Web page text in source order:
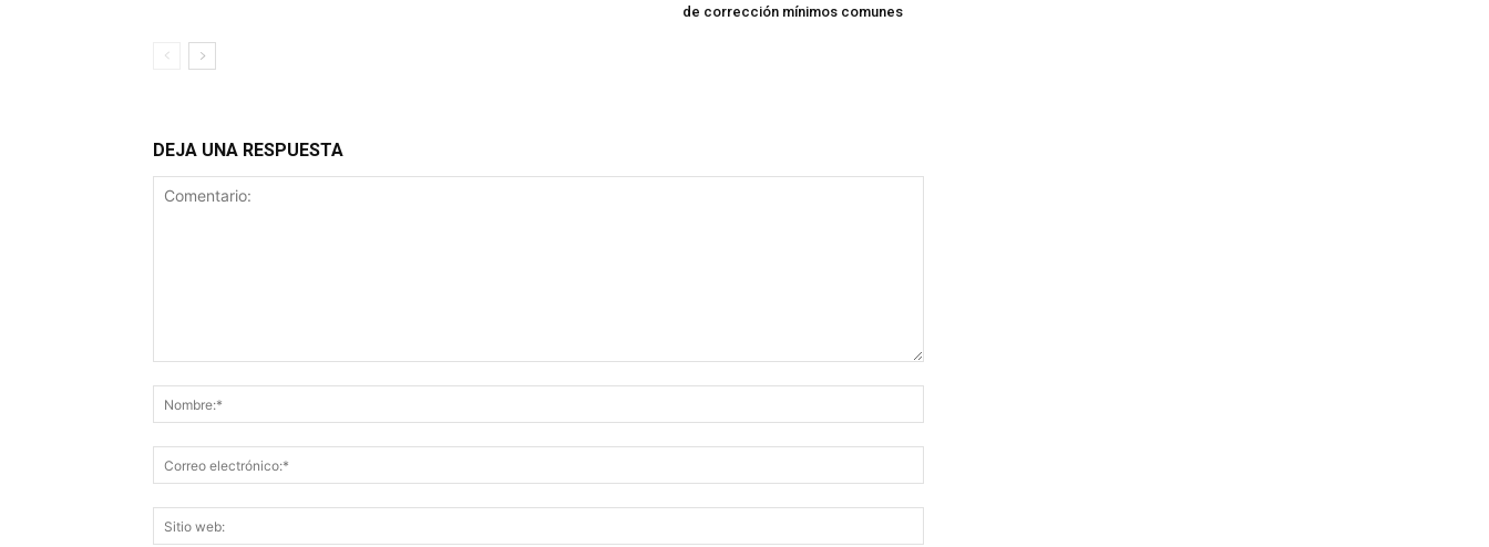
de corrección mínimos comunes
DEJA UNA RESPUESTA